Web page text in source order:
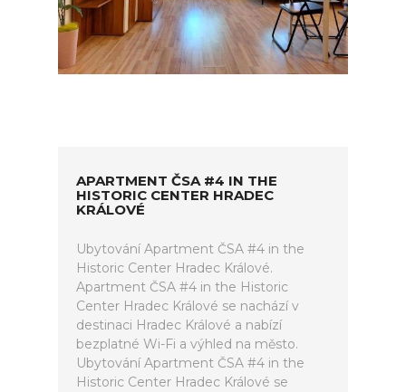
APARTMENT ČSA #4 IN THE
HISTORIC CENTER HRADEC
KRÁLOVÉ
Ubytování Apartment ČSA #4 in the
Historic Center Hradec Králové.
Apartment ČSA #4 in the Historic
Center Hradec Králové se nachází v
destinaci Hradec Králové a nabízí
bezplatné Wi-Fi a výhled na město.
Ubytování Apartment ČSA #4 in the
Historic Center Hradec Králové se